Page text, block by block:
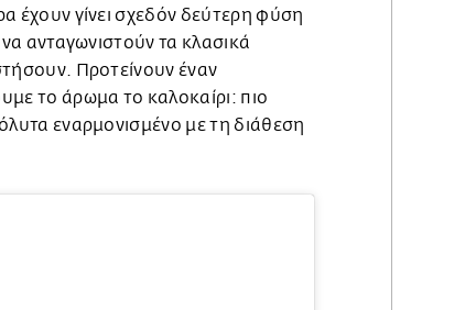
έχουν γίνει σχεδόν δεύτερη φύση
ανταγωνιστούν τα κλασικά
Προτείνουν έναν
το άρωμα το καλοκαίρι: πιο
εναρμονισμένο με τη διάθεση